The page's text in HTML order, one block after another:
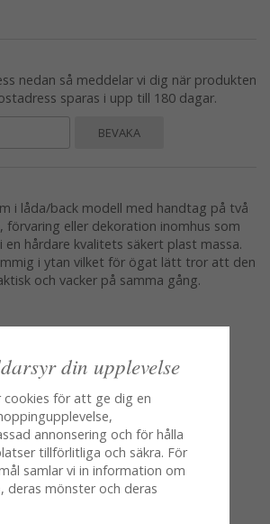
nedan så meddelar vi dig när produkten
sparas i upp till 180 dagar.
BEVAKA
i låda/back modell med handtag på två
förvaring eller dekoration inomhus som
en hårdare kvalitets säkert plast massa.
i ytan vilket för ögat lätt tror att den
och vacker på samma gång.
adressen
din upplevelse
cookies för att ge dig en
annonsering och för hålla
tillförlitliga och säkra. För
samlar vi in information om
deras mönster och deras